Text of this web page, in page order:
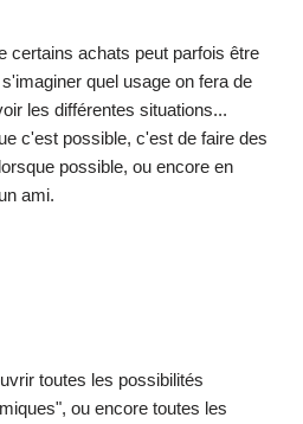
certains achats peut parfois être
quel usage on fera de
les différentes situations...
c'est possible, c'est de faire des
possible, ou encore en
ami.
toutes les possibilités
ou encore toutes les